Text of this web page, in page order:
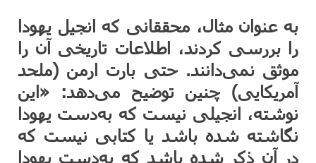
به عنوان مثال، محققانی که انجیل یهودا
را بررسی کردند، اطلاعات تاریخی آن را
موثق نمی‌دانند. حتی بارت ارمن (ملحد
آمریکایی) چنین توضیح می‌دهد: «این
نوشته، انجیلی نیست که به‌دست یهودا
نگاشته شده باشد یا کتابی نیست که
در آن ذکر شده باشد که به‌دست یهودا